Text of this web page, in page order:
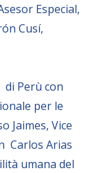
Especial,
Cusí,
Perù con
per le
Jaimes, Vice
Carlos Arias
umana del